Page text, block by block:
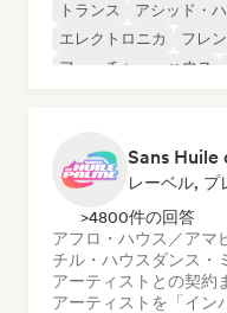
トランス アシッド・
エレクトロニカ
フレ
フューチャー・ハウス
Sans Huile
レーベル, プ
>4800件の回答
アフロ・ハウス／アマ
チル・ハウス ダンス・
アーティストとの契約
アーティストを「イン